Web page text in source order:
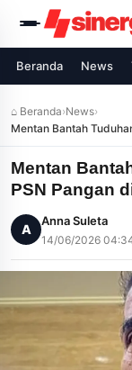
Beranda News
⌂ Beranda›News›
Mentan Bantah
Selatan
Mentan
PSN Pangan
A
Anna Suleta
14/06/2026